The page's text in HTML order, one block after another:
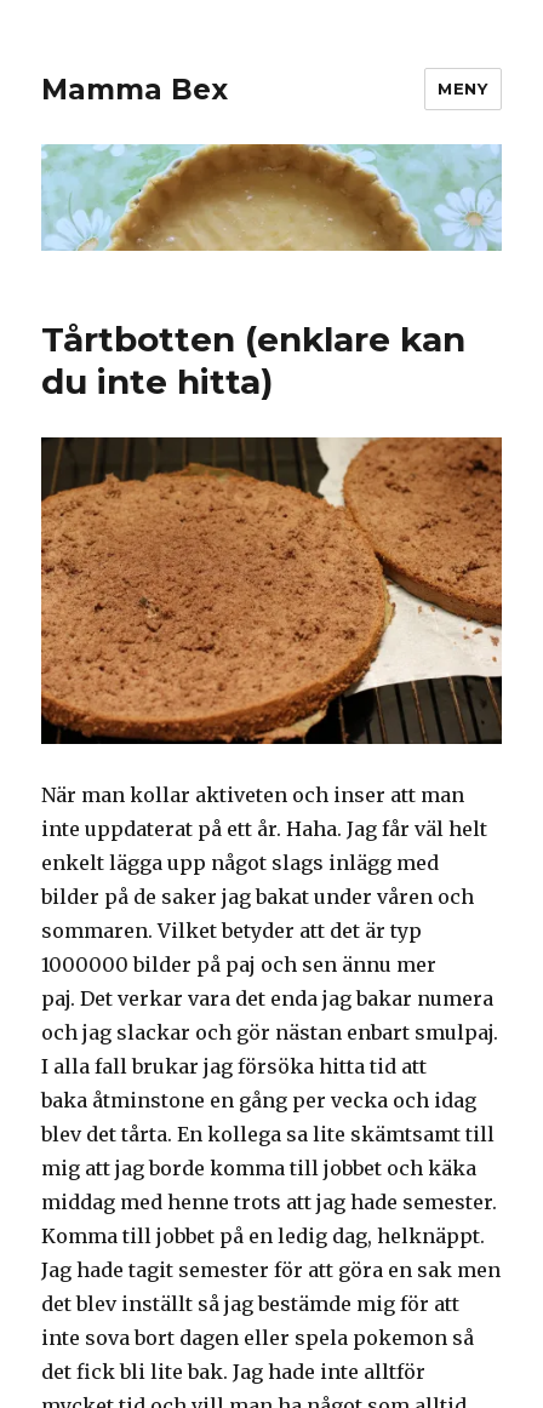
Mamma Bex MENY
Tårtbotten (enklare kan
du inte hitta)
När man kollar aktiveten och inser att man
inte uppdaterat på ett år. Haha. Jag får väl helt
enkelt lägga upp något slags inlägg med
bilder på de saker jag bakat under våren och
sommaren. Vilket betyder att det är typ
1000000 bilder på paj och sen ännu mer
paj. Det verkar vara det enda jag bakar numera
och jag slackar och gör nästan enbart smulpaj.
I alla fall brukar jag försöka hitta tid att
baka åtminstone en gång per vecka och idag
blev det tårta. En kollega sa lite skämtsamt till
mig att jag borde komma till jobbet och käka
middag med henne trots att jag hade semester.
Komma till jobbet på en ledig dag, helknäppt.
Jag hade tagit semester för att göra en sak men
det blev inställt så jag bestämde mig för att
inte sova bort dagen eller spela pokemon så
det fick bli lite bak. Jag hade inte alltför